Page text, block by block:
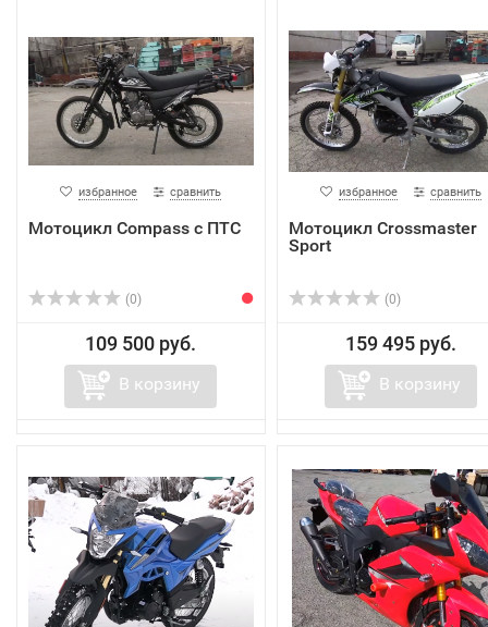
избранное сравнить
Мотоцикл Compass с ПТС
(0)
109 500 руб.
В корзину
избранное сравнить
Мотоцикл Crossmaster
Sport
(0)
159 495 руб.
В корзину